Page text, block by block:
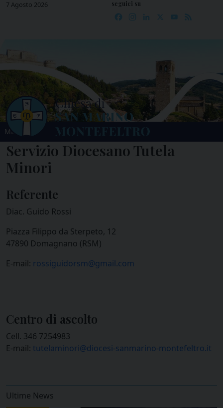
Skip7 Agosto 2026 seguici su
Facebook
Instagram
LinkedIn YouTube
MENU
Servizio Diocesano Tutela
Minori
Referente
Diac. Guido Rossi
Piazza Filippo da Sterpeto, 12
47890 Domagnano (RSM)
E-mail: rossiguidorsm@gmail.com
Centro di ascolto
Cell. 346 7254983
E-mail: tutelaminori@diocesi-sanmarino-montefeltro.it
Ultime News